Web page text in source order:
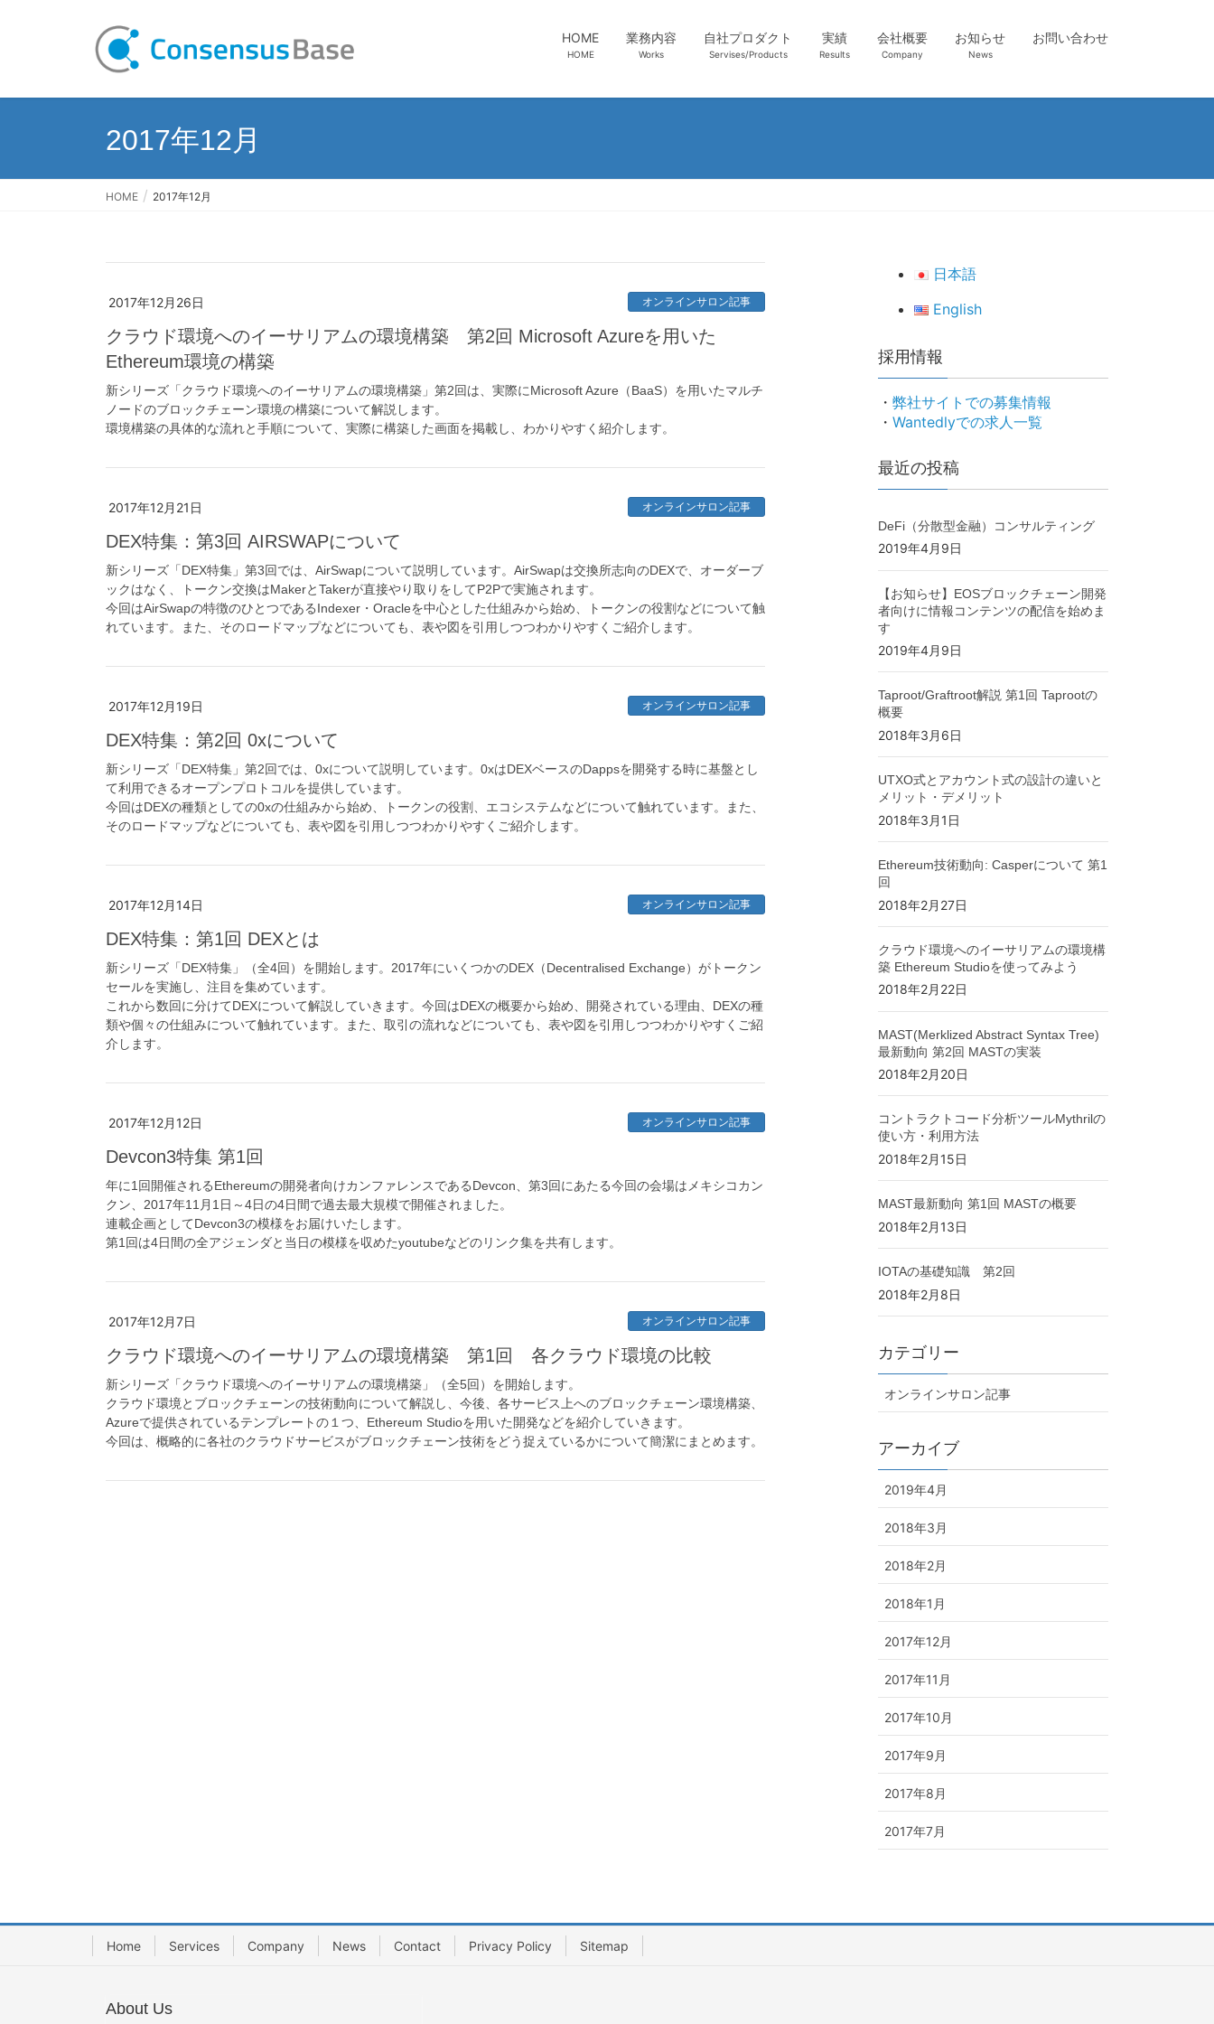
HOME
HOME
業務内容
Works
自社プロダクト
Servises/Products
実績
Results
会社概要
Company
お知らせ
News
お問い合わせ
2017年12月
HOME 2017年12月
2017年12月26日 オンラインサロン記事
クラウド環境へのイーサリアムの環境構築 第2回 Microsoft Azureを用いた
Ethereum環境の構築
新シリーズ「クラウド環境へのイーサリアムの環境構築」第2回は、実際にMicrosoft Azure（BaaS）を用いたマルチ
ノードのブロックチェーン環境の構築について解説します。
環境構築の具体的な流れと手順について、実際に構築した画面を掲載し、わかりやすく紹介します。
2017年12月21日 オンラインサロン記事
DEX特集：第3回 AIRSWAPについて
新シリーズ「DEX特集」第3回では、AirSwapについて説明しています。AirSwapは交換所志向のDEXで、オーダーブ
ックはなく、トークン交換はMakerとTakerが直接やり取りをしてP2Pで実施されます。
今回はAirSwapの特徴のひとつであるIndexer・Oracleを中心とした仕組みから始め、トークンの役割などについて触
れています。また、そのロードマップなどについても、表や図を引用しつつわかりやすくご紹介します。
2017年12月19日 オンラインサロン記事
DEX特集：第2回 0xについて
新シリーズ「DEX特集」第2回では、0xについて説明しています。0xはDEXベースのDappsを開発する時に基盤とし
て利用できるオープンプロトコルを提供しています。
今回はDEXの種類としての0xの仕組みから始め、トークンの役割、エコシステムなどについて触れています。また、
そのロードマップなどについても、表や図を引用しつつわかりやすくご紹介します。
2017年12月14日 オンラインサロン記事
DEX特集：第1回 DEXとは
新シリーズ「DEX特集」（全4回）を開始します。2017年にいくつかのDEX（Decentralised Exchange）がトークン
セールを実施し、注目を集めています。
これから数回に分けてDEXについて解説していきます。今回はDEXの概要から始め、開発されている理由、DEXの種
類や個々の仕組みについて触れています。また、取引の流れなどについても、表や図を引用しつつわかりやすくご紹
介します。
2017年12月12日 オンラインサロン記事
Devcon3特集 第1回
年に1回開催されるEthereumの開発者向けカンファレンスであるDevcon、第3回にあたる今回の会場はメキシコカン
クン、2017年11月1日～4日の4日間で過去最大規模で開催されました。
連載企画としてDevcon3の模様をお届けいたします。
第1回は4日間の全アジェンダと当日の模様を収めたyoutubeなどのリンク集を共有します。
2017年12月7日 オンラインサロン記事
クラウド環境へのイーサリアムの環境構築 第1回 各クラウド環境の比較
新シリーズ「クラウド環境へのイーサリアムの環境構築」（全5回）を開始します。
クラウド環境とブロックチェーンの技術動向について解説し、今後、各サービス上へのブロックチェーン環境構築、
Azureで提供されているテンプレートの１つ、Ethereum Studioを用いた開発などを紹介していきます。
今回は、概略的に各社のクラウドサービスがブロックチェーン技術をどう捉えているかについて簡潔にまとめます。
日本語
English
採用情報
・ 弊社サイトでの募集情報
・ Wantedlyでの求人一覧
最近の投稿
DeFi（分散型金融）コンサルティング
2019年4月9日
【お知らせ】EOSブロックチェーン開発
者向けに情報コンテンツの配信を始めま
す
2019年4月9日
Taproot/Graftroot解説 第1回 Taprootの
概要
2018年3月6日
UTXO式とアカウント式の設計の違いと
メリット・デメリット
2018年3月1日
Ethereum技術動向: Casperについて 第1
回
2018年2月27日
クラウド環境へのイーサリアムの環境構
築 Ethereum Studioを使ってみよう
2018年2月22日
MAST(Merklized Abstract Syntax Tree)
最新動向 第2回 MASTの実装
2018年2月20日
コントラクトコード分析ツールMythrilの
使い方・利用方法
2018年2月15日
MAST最新動向 第1回 MASTの概要
2018年2月13日
IOTAの基礎知識 第2回
2018年2月8日
カテゴリー
オンラインサロン記事
アーカイブ
2019年4月
2018年3月
2018年2月
2018年1月
2017年12月
2017年11月
2017年10月
2017年9月
2017年8月
2017年7月
Home Services Company News Contact Privacy Policy Sitemap
About Us